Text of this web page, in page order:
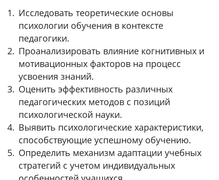
Исследовать теоретические основы
психологии обучения в контексте
педагогики.
Проанализировать влияние когнитивных и
мотивационных факторов на процесс
усвоения знаний.
Оценить эффективность различных
педагогических методов с позиций
психологической науки.
Выявить психологические характеристики,
способствующие успешному обучению.
Определить механизм адаптации учебных
стратегий с учетом индивидуальных